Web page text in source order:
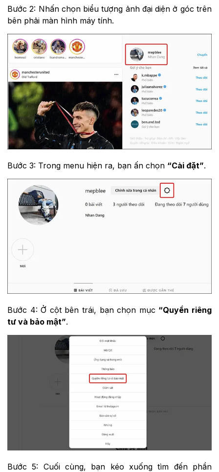
Bước 2: Nhấn chọn biểu tượng ảnh đại diện ở góc trên
bên phải màn hình máy tính.
Bước 3: Trong menu hiện ra, bạn ấn chọn “Cài đặt”.
Bước 4: Ở cột bên trái, bạn chọn mục “Quyền riêng
tư và bảo mật”.
Bước 5: Cuối cùng, bạn kéo xuống tìm đến phần